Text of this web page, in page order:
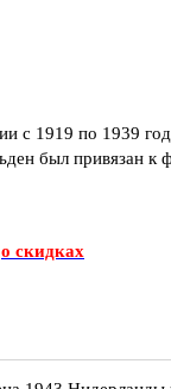
с 1919 по 1939
был привязан к
о скидках